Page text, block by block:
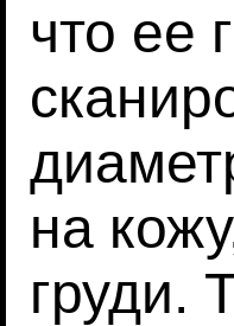
что ее
на
груди.